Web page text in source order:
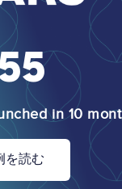
in 10
を読む